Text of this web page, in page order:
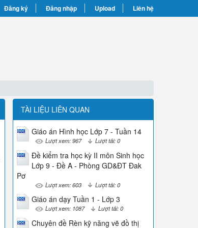
Đăng ký Đăng nhập Upload Liên hệ
TÀI LIỆU LIÊN QUAN
Giáo án Hình học Lớp 7 - Tuần 14
Lượt xem: 967 Lượt tải: 0
Đề kiểm tra học kỳ II môn Sinh học
Lớp 9 - Đề A - Phòng GD&ĐT Đak
Pơ
Lượt xem: 603 Lượt tải: 0
Giáo án dạy Tuần 1 - Lớp 3
Lượt xem: 1087 Lượt tải: 0
Chuyên đề Rèn kỹ năng vẽ đồ thị